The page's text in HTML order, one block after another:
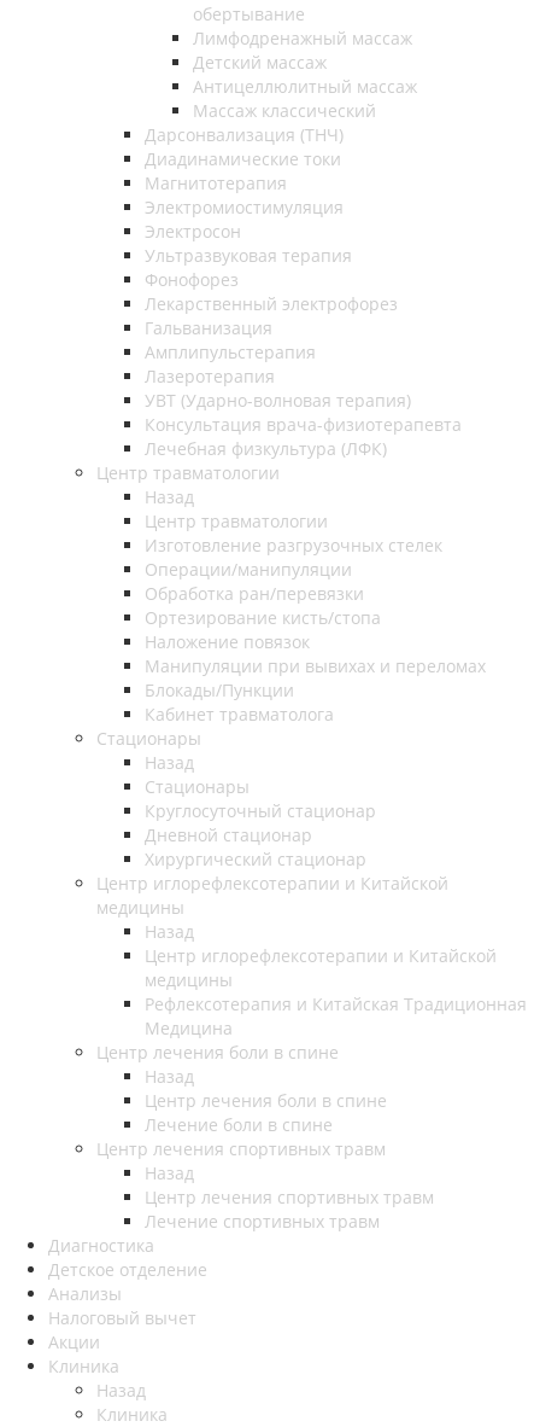
обертывание
Лимфодренажный массаж
Детский массаж
Антицеллюлитный массаж
Массаж классический
Дарсонвализация (ТНЧ)
Диадинамические токи
Магнитотерапия
Электромиостимуляция
Электросон
Ультразвуковая терапия
Фонофорез
Лекарственный электрофорез
Гальванизация
Амплипульстерапия
Лазеротерапия
УВТ (Ударно-волновая терапия)
Консультация врача-физиотерапевта
Лечебная физкультура (ЛФК)
Центр травматологии
Назад
Центр травматологии
Изготовление разгрузочных стелек
Операции/манипуляции
Обработка ран/перевязки
Ортезирование кисть/стопа
Наложение повязок
Манипуляции при вывихах и переломах
Блокады/Пункции
Кабинет травматолога
Стационары
Назад
Стационары
Круглосуточный стационар
Дневной стационар
Хирургический стационар
Центр иглорефлексотерапии и Китайской
медицины
Назад
Центр иглорефлексотерапии и Китайской
медицины
Рефлексотерапия и Китайская Традиционная
Медицина
Центр лечения боли в спине
Назад
Центр лечения боли в спине
Лечение боли в спине
Центр лечения спортивных травм
Назад
Центр лечения спортивных травм
Лечение спортивных травм
Диагностика
Детское отделение
Анализы
Налоговый вычет
Акции
Клиника
Назад
Клиника